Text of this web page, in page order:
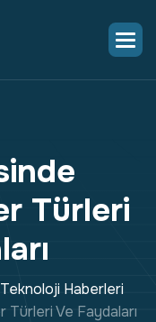
inde
r Türleri
ları
Teknoloji Haberleri
Türleri Ve Faydaları